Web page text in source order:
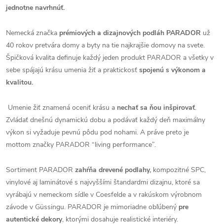
jednotne navrhnúť.
Nemecká značka prémiových a dizajnových podláh PARADOR už
40 rokov pretvára domy a byty na tie najkrajšie domovy na svete.
Špičková kvalita definuje každý jeden produkt PARADOR a všetky v
sebe spájajú krásu umenia žiť a praktickosť spojenú s výkonom a
kvalitou.
Umenie žiť znamená oceniť krásu a nechať sa ňou inšpirovať.
Zvládať dnešnú dynamickú dobu a podávať každý deň maximálny
výkon si vyžaduje pevnú pôdu pod nohami. A práve preto je
mottom značky PARADOR “living performance”.
Sortiment PARADOR zahŕňa drevené podlahy, kompozitné SPC,
vinylové aj laminátové s najvyššími štandardmi dizajnu, ktoré sa
vyrábajú v nemeckom sídle v Coesfelde a v rakúskom výrobnom
závode v Güssingu. PARADOR je mimoriadne obľúbený pre
autentické dekory, ktorými dosahuje realistické interiéry.